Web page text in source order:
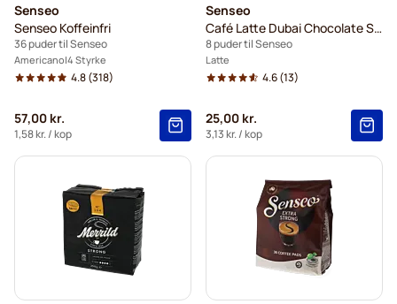
Senseo
Senseo Koffeinfri
36 puder til Senseo
Americano 4 Styrke
4.8(318)
57,00 kr.
1,58 kr./ kop
Senseo
Café Latte Dubai Chocolate Style
8 puder til Senseo
Latte
4.6(13)
25,00 kr.
3,13 kr./ kop